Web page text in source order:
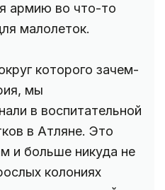
армию во что-то
малолеток.
которого зачем-
мы
в воспитательной
в Атляне. Это
и больше никуда не
колониях